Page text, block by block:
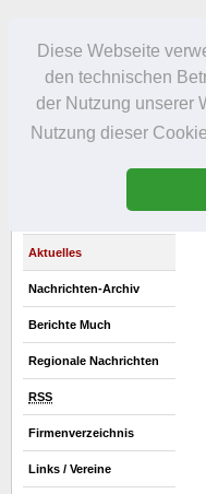
Diese Webseite
den technischen
der Nutzung unserer
Nutzung dieser
Portrait Infos
Aktuelles
Nachrichten-Archiv
Berichte Much
Regionale Nachrichten
RSS
Firmenverzeichnis
Links / Vereine